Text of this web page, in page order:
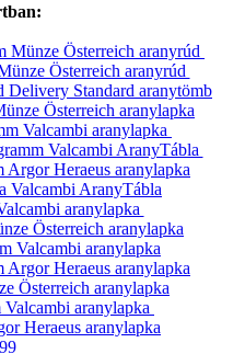
Münze Österreich aranyrúd
Österreich aranyrúd
Delivery Standard aranytömb
Österreich aranylapka
Valcambi aranylapka
Valcambi AranyTábla
Argor Heraeus aranylapka
Valcambi AranyTábla
aranylapka
Österreich aranylapka
Valcambi aranylapka
Argor Heraeus aranylapka
Österreich aranylapka
Valcambi aranylapka
Heraeus aranylapka